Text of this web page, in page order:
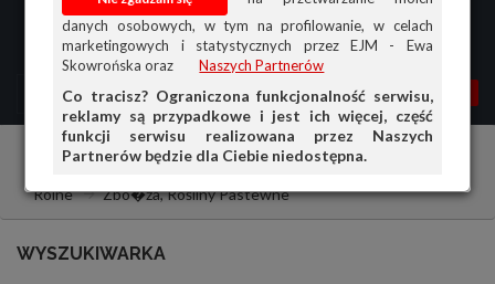
danych osobowych, w tym na profilowanie, w celach
marketingowych i statystycznych przez EJM - Ewa
Skowrońska oraz
Naszych Partnerów
Co tracisz? Ograniczona funkcjonalność serwisu,
reklamy są przypadkowe i jest ich więcej, część
funkcji serwisu realizowana przez Naszych
Partnerów będzie dla Ciebie niedostępna.
MENU MOJA AG
PRZEGLĄD
Artykuły rolno-spożywcze Sprzedam
Rolne Zbo�źa, Rośliny Pastewne
WYSZUKIWARKA